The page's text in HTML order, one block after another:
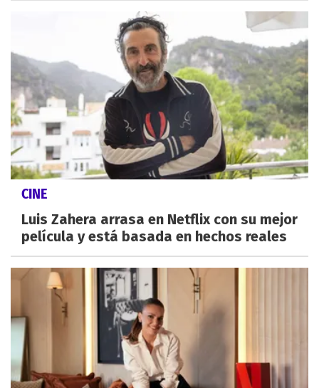
CINE
Luis Zahera arrasa en Netflix con su mejor
película y está basada en hechos reales